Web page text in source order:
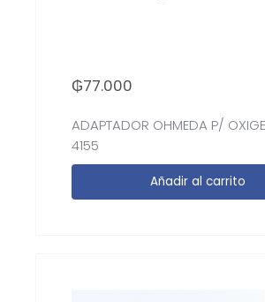
₲77.000
ADAPTADOR OHMEDA P/
4155
Añadir al carrito